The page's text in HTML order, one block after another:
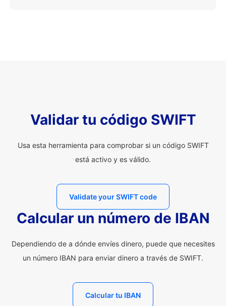
Validar tu código SWIFT
Usa esta herramienta para comprobar si un código SWIFT
está activo y es válido.
Validate your SWIFT code
Calcular un número de IBAN
Dependiendo de a dónde envíes dinero, puede que necesites
un número IBAN para enviar dinero a través de SWIFT.
Calcular tu IBAN